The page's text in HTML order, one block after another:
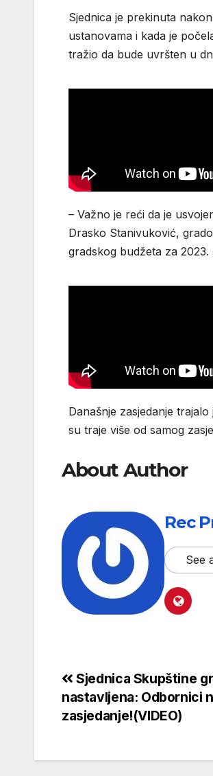
Sjednica je prekinuta
ustanovama i kada je
tražio da bude uvršten u
– Važno je reći da je
Drasko Stanivuković,
gradskog budžeta za
Današnje zasjedanje
su traje više od samog
About Author
Rec
See
Sjednica Skupštine
nastavljena: Odbornici
zasjedanje!(VIDEO)